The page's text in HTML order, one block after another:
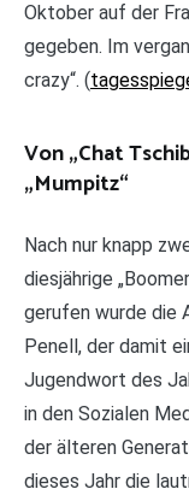
Oktober auf der
gegeben. Im
crazy“. (
Von „Chat
„Mumpitz“
Nach nur knapp
diesjährige
gerufen wurde die
Penell, der damit
Jugendwort des
in den Sozialen
der älteren
dieses Jahr die